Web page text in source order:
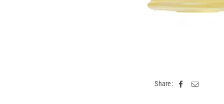
Share: